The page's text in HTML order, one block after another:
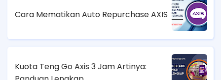
Cara Mematikan Auto Repurchase AXIS
Kuota Teng Go Axis 3 Jam Artinya: